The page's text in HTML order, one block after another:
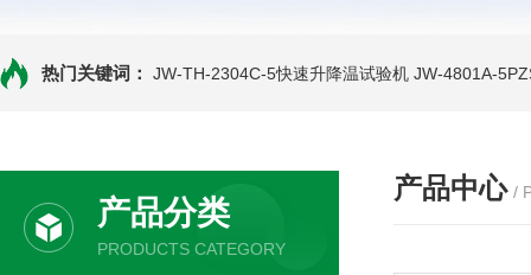
热门关键词： JW-TH-2304C-5快速升降温试验机 JW-4801A-
产品分类
PRODUCTS CATEGORY
产品中心 /